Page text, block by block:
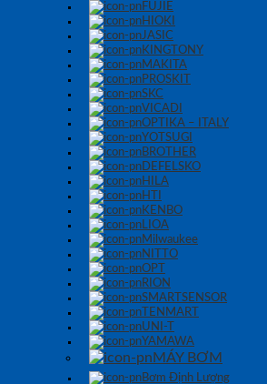
FUJIE
HIOKI
JASIC
KINGTONY
MAKITA
PROSKIT
SKC
VICADI
OPTIKA – ITALY
YOTSUGI
BROTHER
DEFELSKO
HILA
HTI
KENBO
LIOA
Milwaukee
NITTO
OPT
RION
SMARTSENSOR
TENMART
UNI-T
YAMAWA
MÁY BƠM
Bơm Định Lượng